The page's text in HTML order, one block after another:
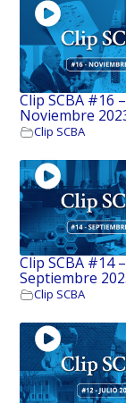
Clip SCBA #16 –
Noviembre
Clip SCBA
Clip SCBA #14 –
Septiembre
Clip SCBA